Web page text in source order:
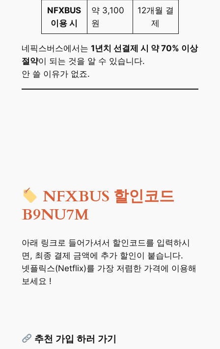
NFXBUS
이용 시
약 3,100
원
12개월 결
제
네픽스버스에서는 1년치 선결제 시 약 70% 이상
절약이 되는 것을 알 수 있습니다.
안 쓸 이유가 없죠.
NFXBUS 할인코드
B9NU7M
아래 링크로 들어가셔서 할인코드를 입력하시
면, 최종 결제 금액에 추가 할인이 붙습니다.
넷플릭스(Netflix)를 가장 저렴한 가격에 이용해
보세요 !
추천 가입 하러 가기